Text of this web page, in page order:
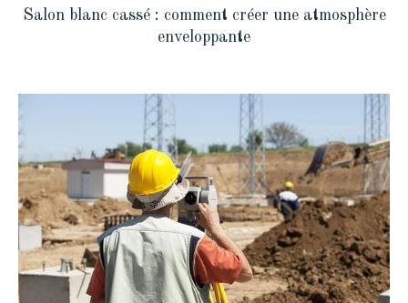
Salon blanc cassé : comment créer une atmosphère
enveloppante